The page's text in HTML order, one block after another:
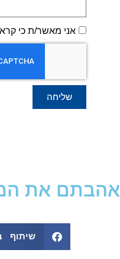
אני מאשר/ת כי
שליחה
אהבתם את
שיתוף